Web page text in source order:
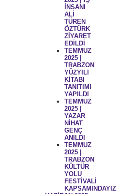
İNSANI
ALİ
TÜREN
ÖZTÜRK
ZİYARET
EDİLDİ
TEMMUZ
2025 |
TRABZON
YÜZYILI
KİTABI
TANITIMI
YAPILDI
TEMMUZ
2025 |
YAZAR
NİHAT
GENÇ
ANILDI
TEMMUZ
2025 |
TRABZON
KÜLTÜR
YOLU
FESTİVALİ
KAPSAMINDAYIZ